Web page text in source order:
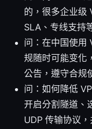
的，很多企业级
SLA、专线支持
问：在中国使用
规随时可能变化
公告，遵守合规
问：如何降低
开启分割隧道、
UDP 传输协议